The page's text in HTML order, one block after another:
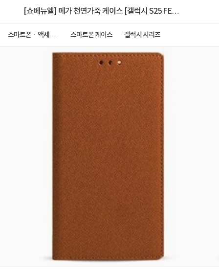
[쇼베뉴엘] 메가 천연가죽 케이스 [갤럭시 S25 FE
스마트폰ㆍ액세서
스마트폰 케이스 갤럭시 시리즈